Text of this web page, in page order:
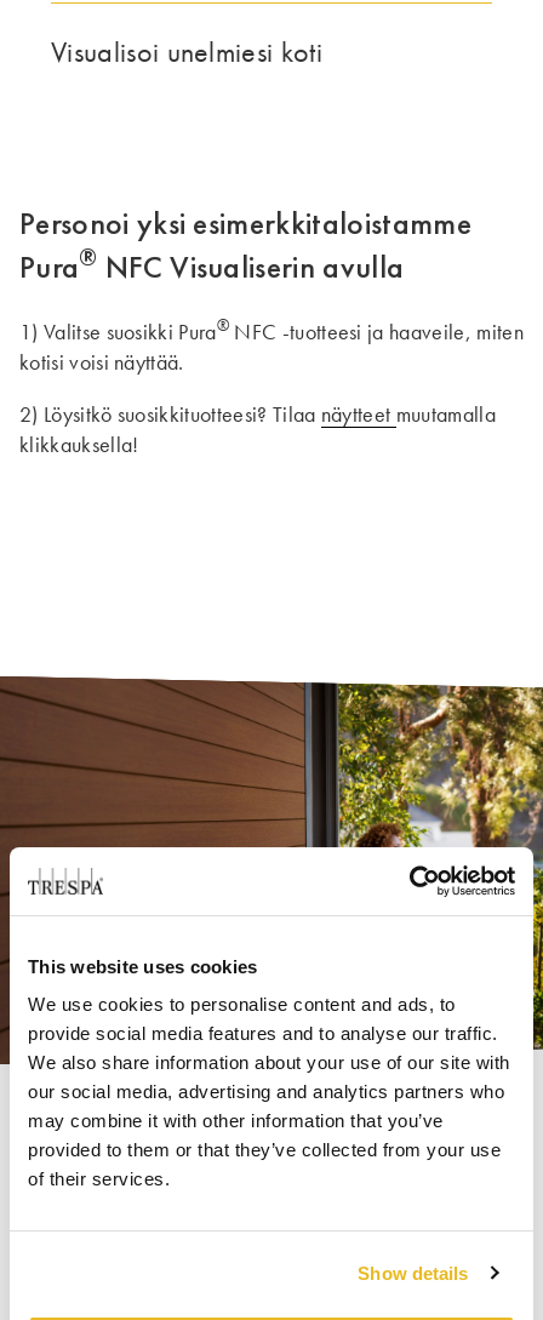
This website uses cookies
We use cookies to personalise content and ads, to
provide social media features and to analyse our traffic.
We also share information about your use of our site with
our social media, advertising and analytics partners who
may combine it with other information that you’ve
provided to them or that they’ve collected from your use
of their services.
Show details
Visualisoi unelmiesi koti
Personoi yksi esimerkkitaloistamme
Pura® NFC Visualiserin avulla
1) Valitse suosikki Pura® NFC -tuotteesi ja haaveile, miten
kotisi voisi näyttää.
2) Löysitkö suosikkituotteesi? Tilaa näytteet muutamalla
klikkauksella!
Haluaisitko tietää lisää Pura®
NFC:stä?